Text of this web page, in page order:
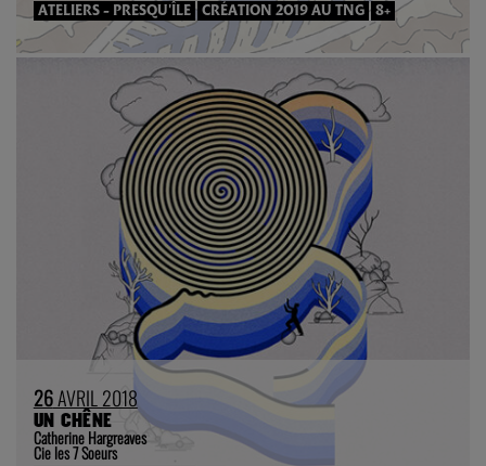
ATELIERS - PRESQU'ÎLE CRÉATION 2019 AU TNG 8+
26AVRIL 2018
UN CHÊNE
Catherine Hargreaves
Cie les 7 Soeurs